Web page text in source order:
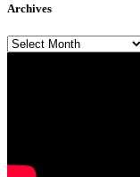
Archives
Archives